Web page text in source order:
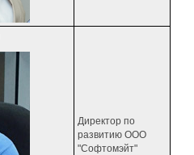
Директор по
развитию ООО
"Софтомэйт"